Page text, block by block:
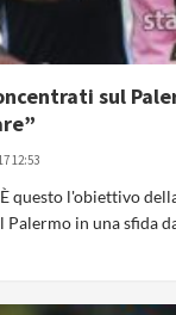
sul
12:53
questo l'obiettivo
in una sfida